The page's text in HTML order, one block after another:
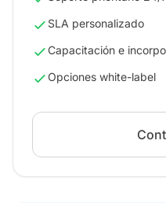
SLA personalizado
Capacitación e
Opciones white-label